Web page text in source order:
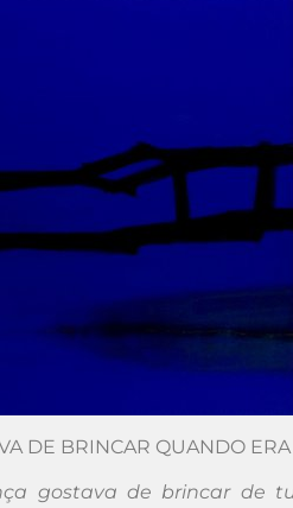
DE BRINCAR QUANDO
gostava de brincar de